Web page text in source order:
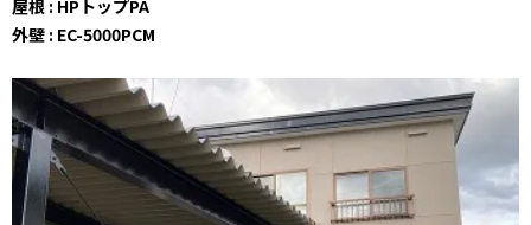
屋根 : HPトップPA
外壁 : EC-5000PCM